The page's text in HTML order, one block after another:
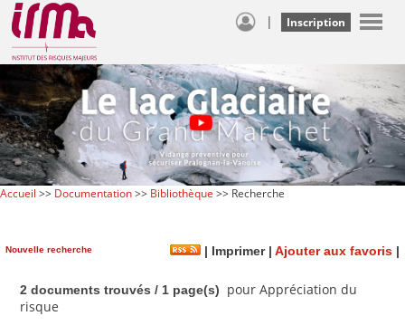
| Inscription
Accueil >> Documentation>> Bibliothèque >> Recherche
Nouvelle recherche | Imprimer| Ajouter aux favoris |
2 documents trouvés / 1 page(s)
pour Appréciation du
risque